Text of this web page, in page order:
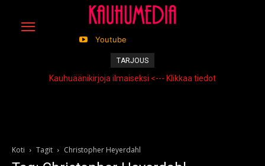
Youtube
TARJOUS
Kauhuäänikirjoja ilmaiseksi <--- Klikkaa tiedot
Koti Tagit Christopher Heyerdahl